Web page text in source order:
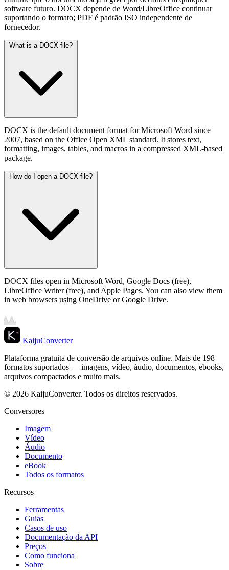
software futuro. DOCX depende de Word/LibreOffice continuar
suportando o formato; PDF é padrão ISO independente de
fornecedor.
What is a DOCX file?
DOCX is the default document format for Microsoft Word since
2007, based on the Office Open XML standard. It stores text,
formatting, images, tables, and macros in a compressed XML-based
package.
How do I open a DOCX file?
DOCX files open in Microsoft Word, Google Docs (free),
LibreOffice Writer (free), and Apple Pages. You can also view them
in web browsers using OneDrive or Google Drive.
KaijuConverter
Plataforma gratuita de conversão de arquivos online. Mais de 198
formatos suportados — imagens, vídeo, áudio, documentos, ebooks,
arquivos compactados e muito mais.
© 2026 KaijuConverter. Todos os direitos reservados.
Conversores
Imagem
Vídeo
Áudio
Documento
eBook
Todos os formatos
Recursos
Ferramentas
Guias
Casos de uso
Documentação da API
Preços
Como funciona
Sobre